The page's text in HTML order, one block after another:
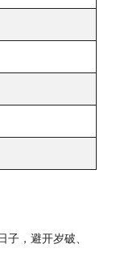
子，避开岁破、